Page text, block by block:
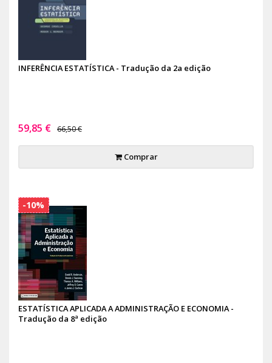
INFERÊNCIA ESTATÍSTICA - Tradução da 2a edição
59,85 € 66,50 €
Comprar
ESTATÍSTICA APLICADA A ADMINISTRAÇÃO E ECONOMIA -
Tradução da 8ª edição
-10%